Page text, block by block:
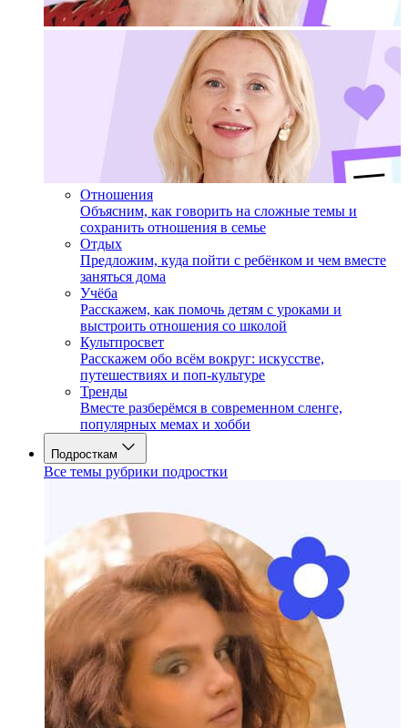
Отношения
Объясним, как говорить на сложные темы и
сохранить отношения в семье
Отдых
Предложим, куда пойти с ребёнком и чем вместе
заняться дома
Учёба
Расскажем, как помочь детям с уроками и
выстроить отношения со школой
Культпросвет
Расскажем обо всём вокруг: искусстве,
путешествиях и поп-культуре
Тренды
Вместе разберёмся в современном сленге,
популярных мемах и хобби
Подросткам
Все темы рубрики подростки